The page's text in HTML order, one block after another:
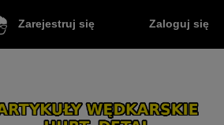
Zarejestruj się Zaloguj się